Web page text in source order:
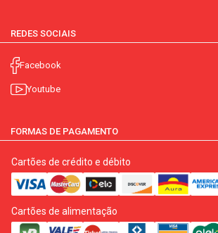
REDES SOCIAIS
Facebook
Youtube
FORMAS DE PAGAMENTO
Cartões de crédito e débito
Cartões de alimentação